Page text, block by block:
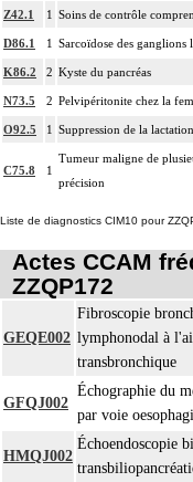
Notes
17.2
l'échantillon, sa
standard, avec ou
aux divers stades
17.2
L'examen
l'inclusion, la
d'hémalun ou
stades de
coupes sériées
empreinte par
écrasis cellulaire
L'examen
microscopique de
17.2
L'examen
viscéral de son
L'examen
la fixation,
Z42.1 1 Soins de contrôle
D86.1 1 Sarcoïdose des ganglions
K86.2 2 Kyste du pancréas
N73.5 2 Pelvipéritonite chez la
O92.5 1 Suppression de la lactation
C75.8 1
Tumeur maligne de
précision
Liste de diagnostics CIM10 pour
Actes CCAM
ZZQP172
GEQE002
Fibroscopie
lymphonodal à
transbronchique
GFQJ002
Échographie du
par voie
HMQJ002
Échoendoscopie